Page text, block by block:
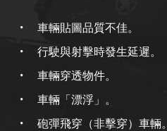
車輛貼圖品質不佳。
行駛與射擊時發生延遲。
車輛穿透物件。
車輛「漂浮」。
砲彈飛穿（非擊穿）車輛。